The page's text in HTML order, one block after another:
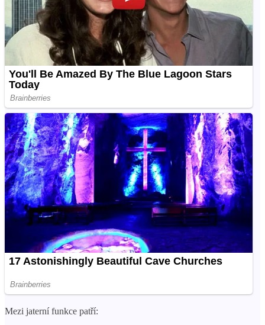
Mezi jaterní funkce patří: